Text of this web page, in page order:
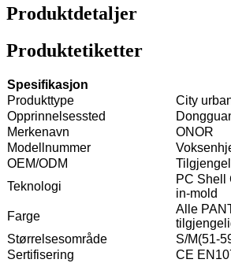
Produktdetaljer
Produktetiketter
Spesifikasjon
Produkttype
City
Opprinnelsessted
Merkenavn
ONOR
Modellnummer
OEM/ODM
Teknologi
PC Shell
in-mold
Farge
Alle
Størrelsesområde
S/M(51-
Sertifisering
CE